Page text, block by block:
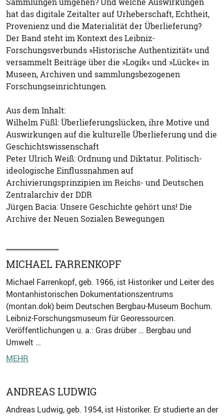
hat das digitale Zeitalter auf Urheberschaft, Echtheit,
Provenienz und die Materialität der Überlieferung?
Der Band steht im Kontext des Leibniz-
Forschungsverbunds »Historische Authentizität« und
versammelt Beiträge über die »Logik« und »Lücke« in
Museen, Archiven und sammlungsbezogenen
Forschungseinrichtungen.
Aus dem Inhalt:
Wilhelm Füßl: Überlieferungslücken, ihre Motive und
Auswirkungen auf die kulturelle Überlieferung und die
Geschichtswissenschaft
Peter Ulrich Weiß: Ordnung und Diktatur. Politisch-
ideologische Einflussnahmen auf
Archivierungsprinzipien im Reichs- und Deutschen
Zentralarchiv der DDR
Jürgen Bacia: Unsere Geschichte gehört uns! Die
Archive der Neuen Sozialen Bewegungen
MICHAEL FARRENKOPF
Michael Farrenkopf, geb. 1966, ist Historiker und Leiter des
Montanhistorischen Dokumentationszentrums
(montan.dok) beim Deutschen Bergbau-Museum Bochum.
Leibniz-Forschungsmuseum für Georessourcen.
Veröffentlichungen u. a.: Gras drüber … Bergbau und
Umwelt …
MEHR
ANDREAS LUDWIG
Andreas Ludwig, geb. 1954, ist Historiker. Er studierte an der